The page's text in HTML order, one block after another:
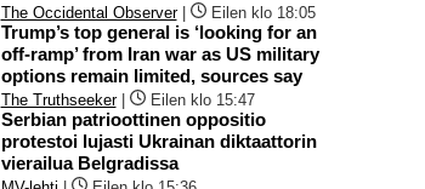
The Occidental Observer| Eilen klo 18:05
Trump’s top general is ‘looking for an
off-ramp’ from Iran war as US military
options remain limited, sources say
The Truthseeker| Eilen klo 15:47
Serbian patrioottinen oppositio
protestoi lujasti Ukrainan diktaattorin
vierailua Belgradissa